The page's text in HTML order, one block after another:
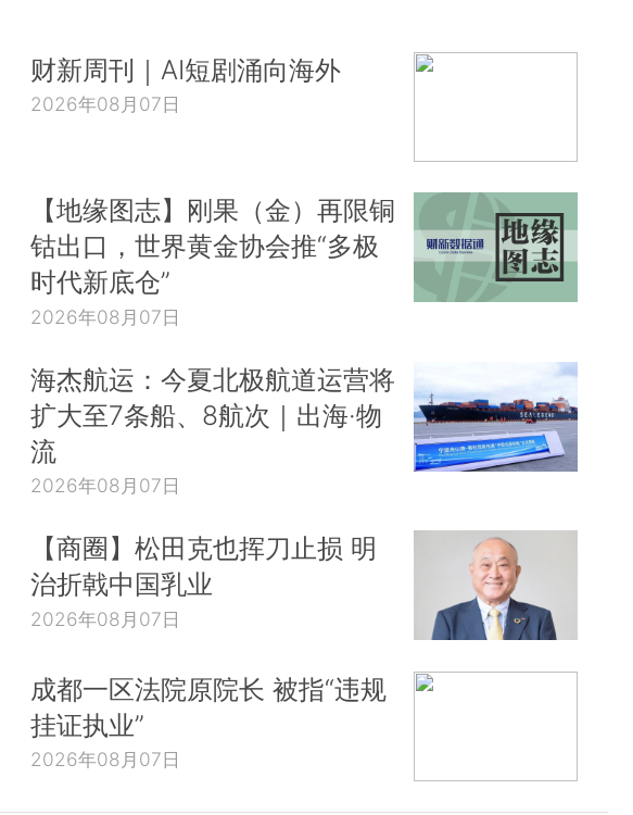
财新周刊｜AI短剧涌向海外
2026年08月07日
【地缘图志】刚果（金）再限铜
钴出口，世界黄金协会推“多极
时代新底仓”
2026年08月07日
海杰航运：今夏北极航道运营将
扩大至7条船、8航次｜出海·物
流
2026年08月07日
【商圈】松田克也挥刀止损 明
治折戟中国乳业
2026年08月07日
成都一区法院原院长 被指“违规
挂证执业”
2026年08月07日